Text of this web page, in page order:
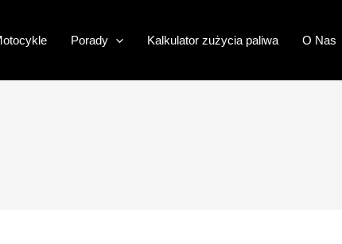
Porady Kalkulator zużycia paliwa O Nas